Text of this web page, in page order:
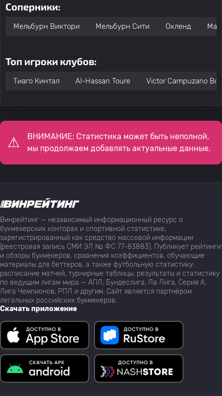
Соперники:
Мельбурн Виктори Мельбурн Сити Окленд
Топ игроки клубов:
Тиаго Кинтал Al-Hassan Toure Victor Campuzano
ВНИМАНИЕ: Статистика может быть неполной,
мы продолжаем добавлять актуальные данные.
Винрейтинг — независимый информационный ресурс о
букмекерских конторах и спортивной статистике,
зарегистрированный как средство массовой информации
(реестровая запись СМИ ЭЛ № ФС 77-83883). Публикует рейтинги
и обзоры букмекеров, сравнения коэффициентов, обучающие
материалы для беттеров, а также футбольную статистику:
расписание матчей, турнирные таблицы, результаты и статистику
по ведущим лигам мира — АПЛ, Бундеслига, Ла Лига, Серия А,
Лига Чемпионов, РПЛ и другим. Сайт является партнёром
легальных российских букмекеров.
Скачать приложение